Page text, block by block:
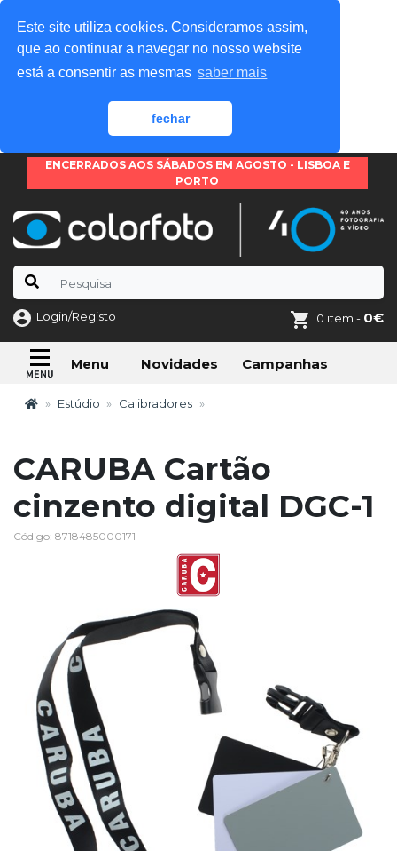
Este site utiliza cookies. Consideramos assim,
que ao continuar a navegar no nosso website
está a consentir as mesmas saber mais
fechar
ENCERRADOS AOS SÁBADOS EM AGOSTO - LISBOA E
PORTO
Login/Registo 0 item - 0€
Menu Novidades Campanhas
Estúdio Calibradores
CARUBA Cartão
cinzento digital DGC-1
Código: 8718485000171